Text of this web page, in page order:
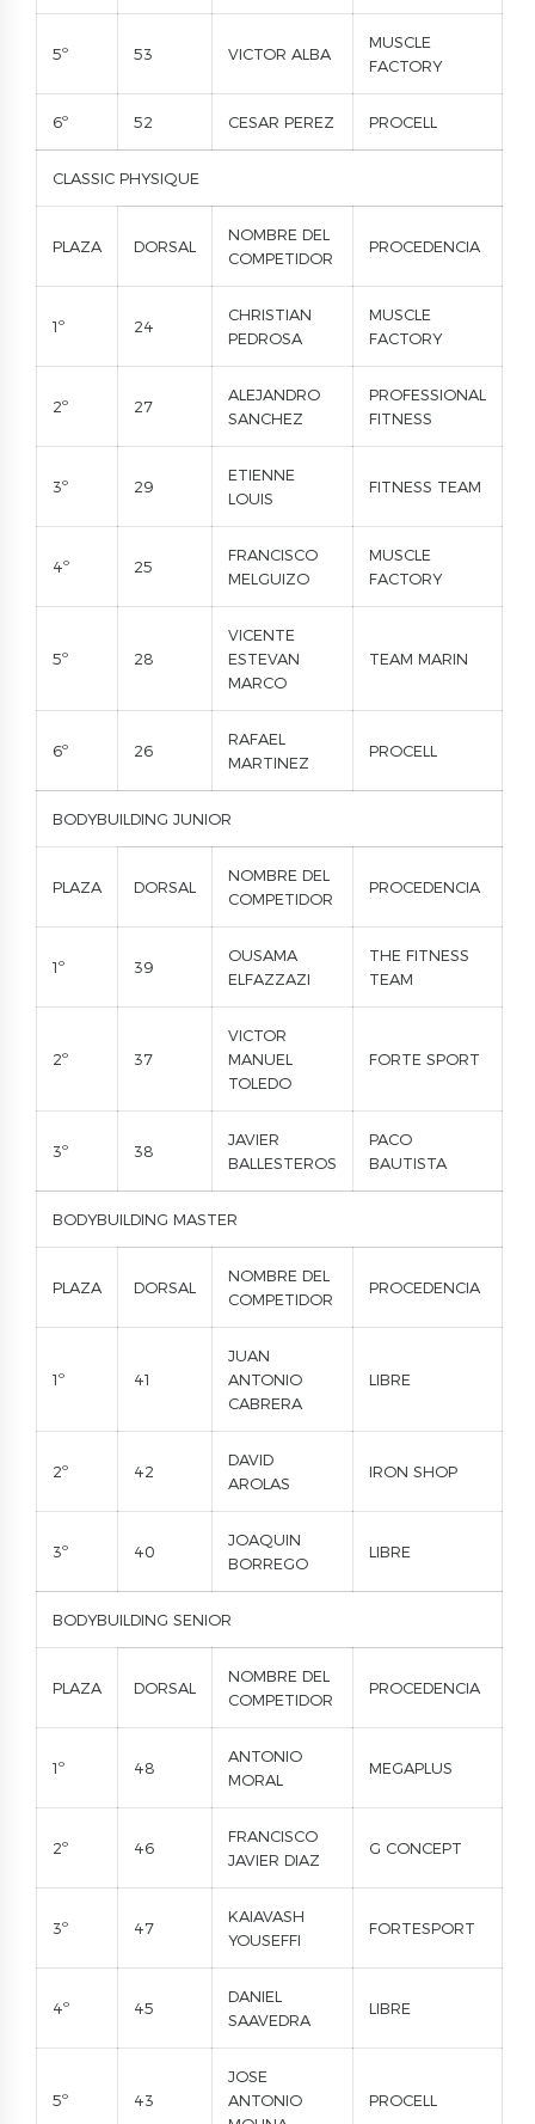
5º 53 VICTOR ALBA
MUSCLE
FACTORY
6º 52 CESAR PEREZ PROCELL
CLASSIC PHYSIQUE
PLAZA DORSAL
NOMBRE DEL
COMPETIDOR
PROCEDENCIA
1º 24
CHRISTIAN
PEDROSA
MUSCLE
FACTORY
2º 27
ALEJANDRO
SANCHEZ
PROFESSIONAL
FITNESS
3º 29
ETIENNE
LOUIS
FITNESS TEAM
4º 25
FRANCISCO
MELGUIZO
MUSCLE
FACTORY
5º 28
VICENTE
ESTEVAN
MARCO
TEAM MARIN
6º 26
RAFAEL
MARTINEZ
PROCELL
BODYBUILDING JUNIOR
PLAZA DORSAL
NOMBRE DEL
COMPETIDOR
PROCEDENCIA
1º 39
OUSAMA
ELFAZZAZI
THE FITNESS
TEAM
2º 37
VICTOR
MANUEL
TOLEDO
FORTE SPORT
3º 38
JAVIER
BALLESTEROS
PACO
BAUTISTA
BODYBUILDING MASTER
PLAZA DORSAL
NOMBRE DEL
COMPETIDOR
PROCEDENCIA
1º 41
JUAN
ANTONIO
CABRERA
LIBRE
2º 42
DAVID
AROLAS
IRON SHOP
3º 40
JOAQUIN
BORREGO
LIBRE
BODYBUILDING SENIOR
PLAZA DORSAL
NOMBRE DEL
COMPETIDOR
PROCEDENCIA
1º 48
ANTONIO
MORAL
MEGAPLUS
2º 46
FRANCISCO
JAVIER DIAZ
G CONCEPT
3º 47
KAIAVASH
YOUSEFFI
FORTESPORT
4º 45
DANIEL
SAAVEDRA
LIBRE
5º 43
JOSE
ANTONIO
PROCELL